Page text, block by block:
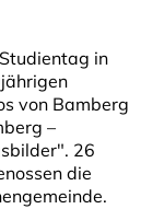
in
von Bamberg
–
26
die